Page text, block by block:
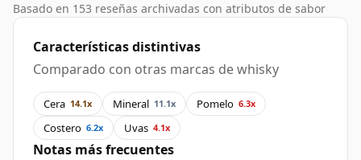
Basado en 153 reseñas archivadas con atributos de sabor
Características distintivas
Comparado con otras marcas de whisky
Cera 14.1x Mineral 11.1x Pomelo 6.3x
Costero 6.2x Uvas 4.1x
Notas más frecuentes